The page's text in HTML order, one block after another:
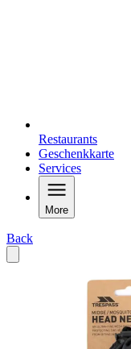
Restaurants
Geschenkkarte
Services
More
Back